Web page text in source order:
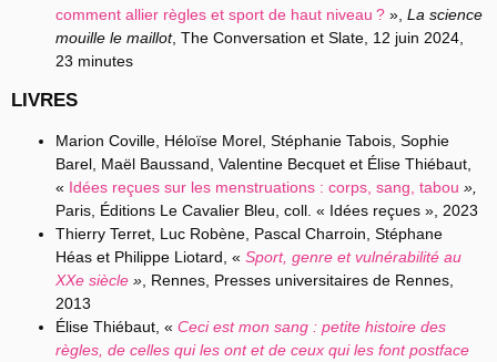
comment allier règles et sport de haut niveau ? », La science
mouille le maillot, The Conversation et Slate, 12 juin 2024,
23 minutes
LIVRES
Marion Coville, Héloïse Morel , Stéphanie Tabois , Sophie
Barel , Maël Baussand , Valentine Becquet et Élise Thiébaut
« Idées reçues sur les menstruations : corps, sang, tabou »,
Paris, Éditions Le Cavalier Bleu, coll. « Idées reçues », 2023
Thierry Terret, Luc Robène , Pascal Charroin , Stéphane
Héas et Philippe Liotard , « Sport, genre et vulnérabilité au
XXe siècle » , Rennes, Presses universitaires de Rennes,
2013
Élise Thiébaut, « Ceci est mon sang : petite histoire des
règles, de celles qui les ont et de ceux qui les font postface